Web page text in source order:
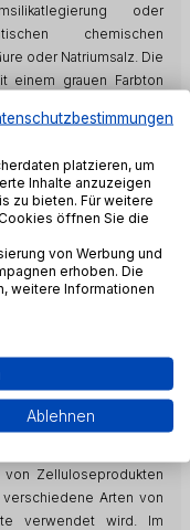
oder
chemischen
oder Natriumsalz. Die
einem grauen Farbton
Molverhältnis,
und seine
hat ein sehr breites
der Verarbeitung
wird es
Waschmitteln, Pulvern
Wasseraufbereitung
zur Enthärtung und zur
wird auch
Holz und Textilien
zu erhalten (mit
nicht stand).
Zelluloseprodukten
Arten von
verwendet wird. Im
platzieren, um
Inhalte anzuzeigen
zu bieten. Für weitere
öffnen Sie die
von Werbung und
erhoben. Die
weitere Informationen
Ablehnen